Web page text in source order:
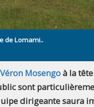
de Lomami..
Mosengoà la
sont
dirigeante saura